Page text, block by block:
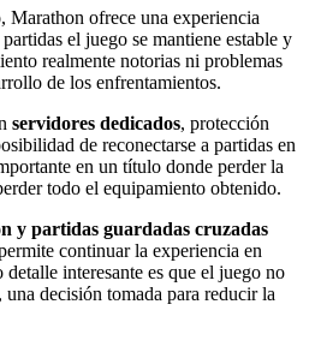
Marathon ofrece una experiencia
el juego se mantiene estable y
realmente notorias ni problemas
de los enfrentamientos.
servidores dedicados, protección
de reconectarse a partidas en
en un título donde perder la
todo el equipamiento obtenido.
y partidas guardadas cruzadas
continuar la experiencia en
interesante es que el juego no
decisión tomada para reducir la